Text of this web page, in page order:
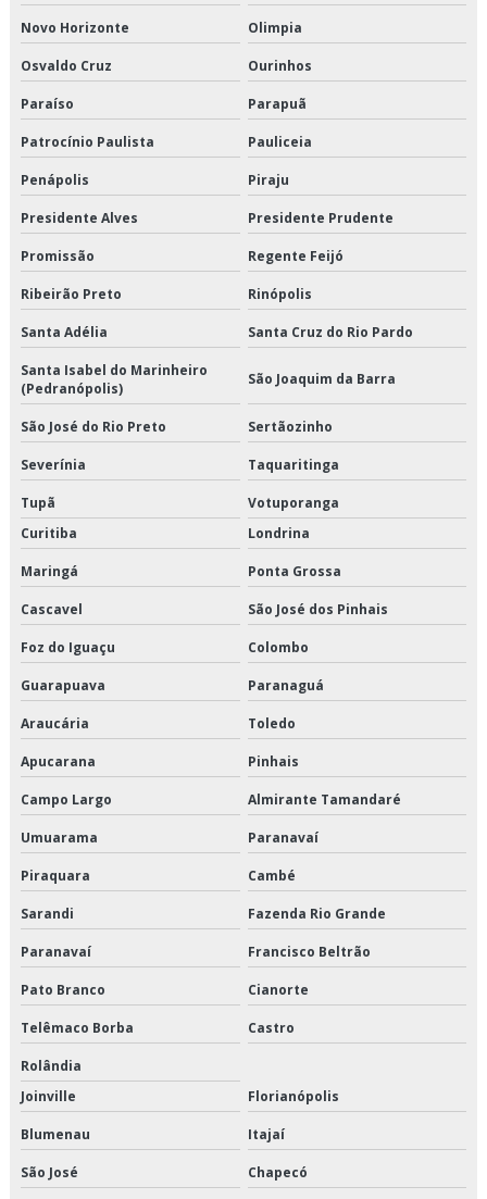
Transporte de climatizados valor
Transporte de congelados
Transporte de congelados em são paulo
Transporte de congelados em sp
Transporte de congelados preço
Transporte de congelados valor
Transporte de refrigerado
Transporte de refrigerados em são paulo
Transporte de refrigerados em sp
Transporte de refrigerados preço
Transporte de refrigerados valor
Transporte dedicado
Transporte dedicado de alimentos preço
Transporte dedicado de alimentos são paulo
Transporte dedicado e fracionado
Transporte dedicado empresa
Transporte e distribuição logística
Transporte e logística
Transporte fracionado de alimentos perecíveis
Transporte fracionado de alimentos perecíveis em sp
Transporte fracionado de alimentos perecíveis preço
Transporte fracionado de alimentos perecíveis são paulo
Transporte fracionado de alimentos perecíveis valor
Transporte fracionado são paulo
Transporte produtos congelados em são paulo
Novo Horizonte Olimpia
Osvaldo Cruz Ourinhos
Paraíso Parapuã
Patrocínio Paulista Pauliceia
Penápolis Piraju
Presidente Alves Presidente Prudente
Promissão Regente Feijó
Ribeirão Preto Rinópolis
Santa Adélia Santa Cruz do Rio Pardo
Santa Isabel do Marinheiro
(Pedranópolis)
São Joaquim da Barra
São José do Rio Preto Sertãozinho
Severínia Taquaritinga
Tupã
Votuporanga
Curitiba
Londrina
Maringá Ponta Grossa
Cascavel São José dos Pinhais
Foz do Iguaçu Colombo
Guarapuava Paranaguá
Araucária Toledo
Apucarana Pinhais
Campo Largo Almirante Tamandaré
Umuarama Paranavaí
Piraquara Cambé
Sarandi Fazenda Rio Grande
Paranavaí Francisco Beltrão
Pato Branco Cianorte
Telêmaco Borba Castro
Rolândia
Joinville
Florianópolis
Blumenau Itajaí
São José Chapecó